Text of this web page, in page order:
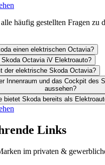
häufig gestellten Fragen zu
einen elektrischen Octavia?
Octavia iV Elektroauto?
der elektrische Skoda Octavia?
Innenraum und das Cockpit des
aussehen?
bietet Skoda bereits als
Links
im privaten &